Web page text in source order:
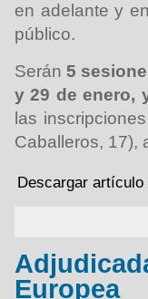
en adelante y
público.
Serán 5
y 29 de enero,
las
Caballeros, 17),
Descargar
Europea